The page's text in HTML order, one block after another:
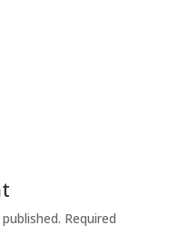
Required